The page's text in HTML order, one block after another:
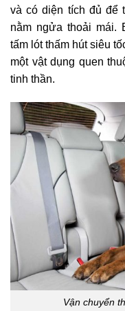
và có diện tích đủ để
nằm ngửa thoải mái.
tấm lót thấm hút siêu
một vật dụng quen
tinh thần.
Vận chuyển